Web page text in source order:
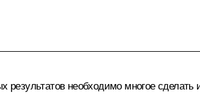
результатов необходимо многое